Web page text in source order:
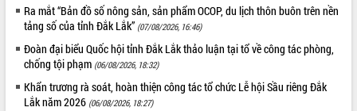
Xây dựng nông thôn mới: Nâng cao đời
sống người dân từ những mô hình thiết
thực
Quyết liệt tháo gỡ vướng mắc, đẩy
nhanh tiến độ các dự án trọng điểm
trong Khu kinh tế Nam Phú Yên
Ra mắt “Bản đồ số nông sản, sản phẩm OCOP, du lịch thôn buôn trên nền
tảng số của tỉnh Đắk Lắk” (07/08/2026, 16:46)
Đoàn đại biểu Quốc hội tỉnh Đắk Lắk thảo luận tại tổ về công tác phòng,
chống tội phạm (06/08/2026, 18:32)
Khẩn trương rà soát, hoàn thiện công tác tổ chức Lễ hội Sầu riêng Đắk
Lắk năm 2026 (06/08/2026, 18:27)